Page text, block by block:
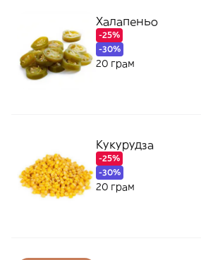
Халапеньо
-25%
-30%
20 грам
Кукурудза
-25%
-30%
20 грам